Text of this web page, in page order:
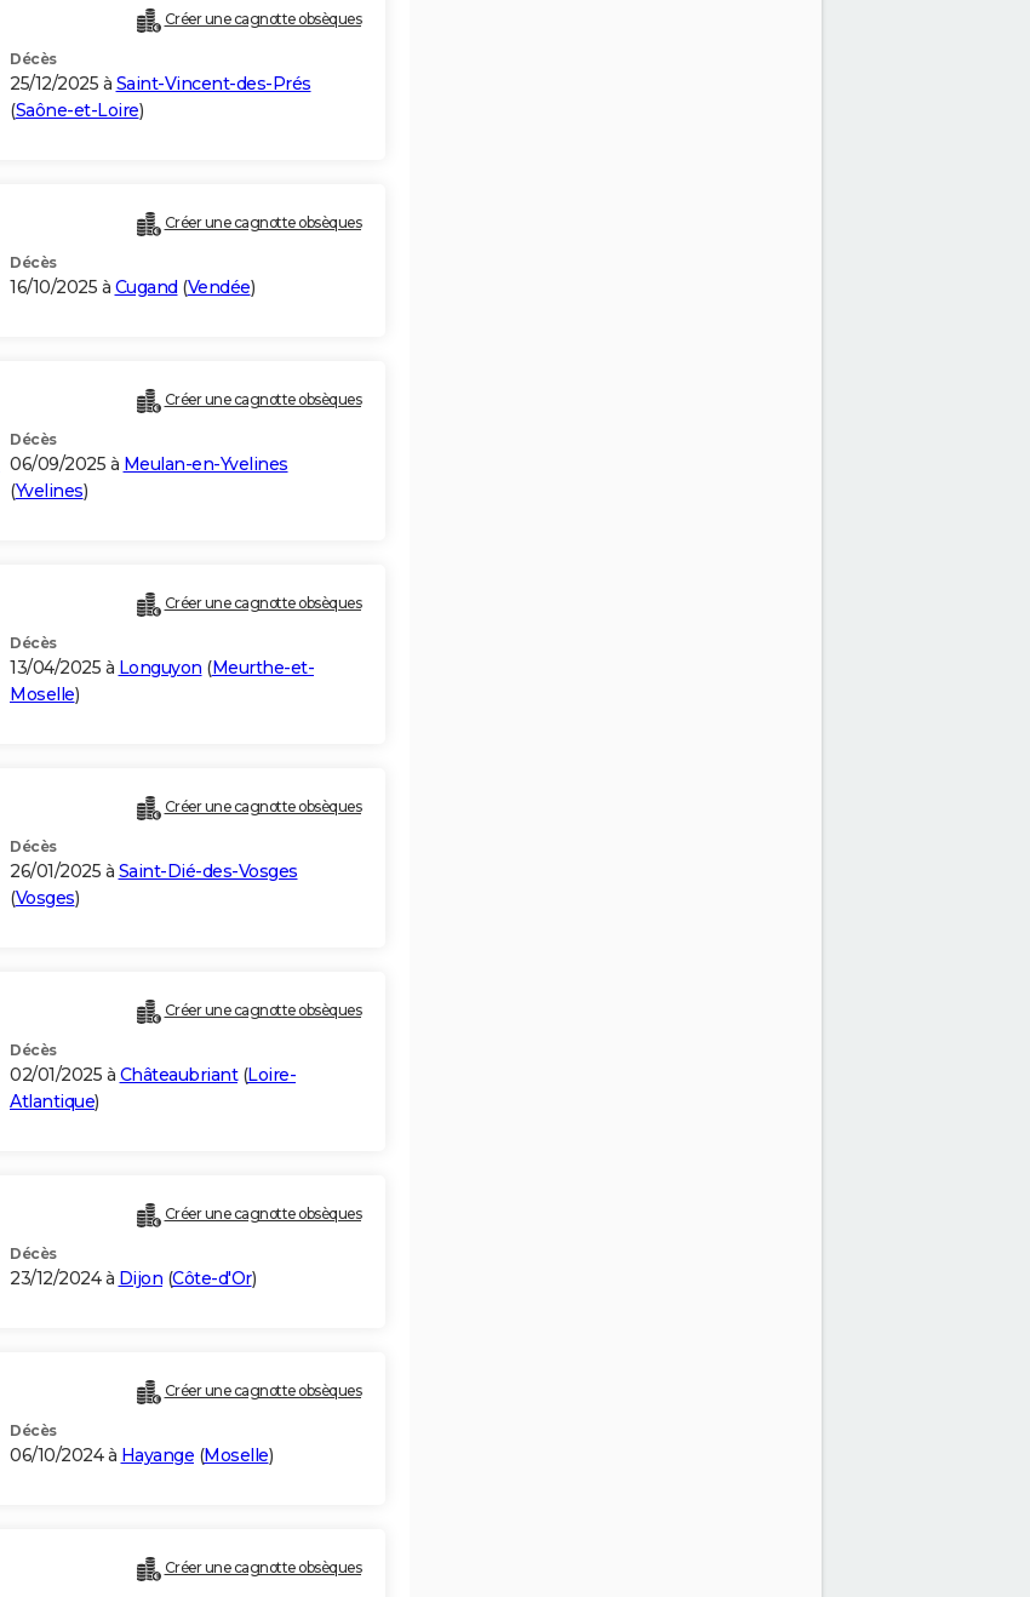
Créer une cagnotte obsèques
Décès
25/12/2025 à Saint-Vincent-des-Prés
(Saône-et-Loire)
Créer une cagnotte obsèques
Décès
16/10/2025 à Cugand (Vendée)
Créer une cagnotte obsèques
Décès
06/09/2025 à Meulan-en-Yvelines
(Yvelines)
Créer une cagnotte obsèques
Décès
13/04/2025 à Longuyon (Meurthe-et-
Moselle)
Créer une cagnotte obsèques
Décès
26/01/2025 à Saint-Dié-des-Vosges
(Vosges)
Créer une cagnotte obsèques
Décès
02/01/2025 à Châteaubriant(Loire-
Atlantique)
Créer une cagnotte obsèques
Décès
23/12/2024 à Dijon (Côte-d'Or)
Créer une cagnotte obsèques
Décès
06/10/2024 à Hayange (Moselle)
Créer une cagnotte obsèques